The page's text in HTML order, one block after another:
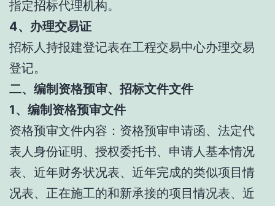
指定招标代理机构。
4、办理交易证
招标人持报建登记表在工程交易中心办理交易
登记。
二、编制资格预审、招标文件文件
1、编制资格预审文件
资格预审文件内容：资格预审申请函、法定代
表人身份证明、授权委托书、申请人基本情况
表、近年财务状况表、近年完成的类似项目情
况表、正在施工的和新承接的项目情况表、近